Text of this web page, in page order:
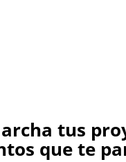
tus
que te